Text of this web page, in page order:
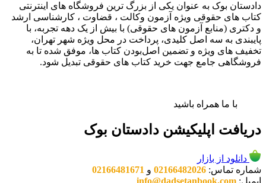
دادستان بوک به عنوان یکی از بزرگ ترین فروشگاه های اینترنتی
کتاب های حقوقی ویژه آزمون وکالت ، قضاوت ، کارشناسی ارشد
و دکتری (منابع آزمون های حقوقی) با بیش از یک دهه تجربه، با
پایبندی به سه اصل کلیدی، پرداخت در محل ویژه شهر تهران،
تخفیف های ویژه و تضمین اصل‌بودن کتاب ها، موفق شده تا به
فروشگاهی جامع جهت خرید کتاب های حقوقی تبدیل شود.
با ما همراه باشید
دریافت اپلیکیشن دادستان بوک
دانلود از بازار
شماره تماس: 02166482026 و 02166481671
ایمیل: info@dadsetanbook.com